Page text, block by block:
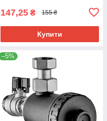
147,25 ₴ 155 ₴
Купити
–5%